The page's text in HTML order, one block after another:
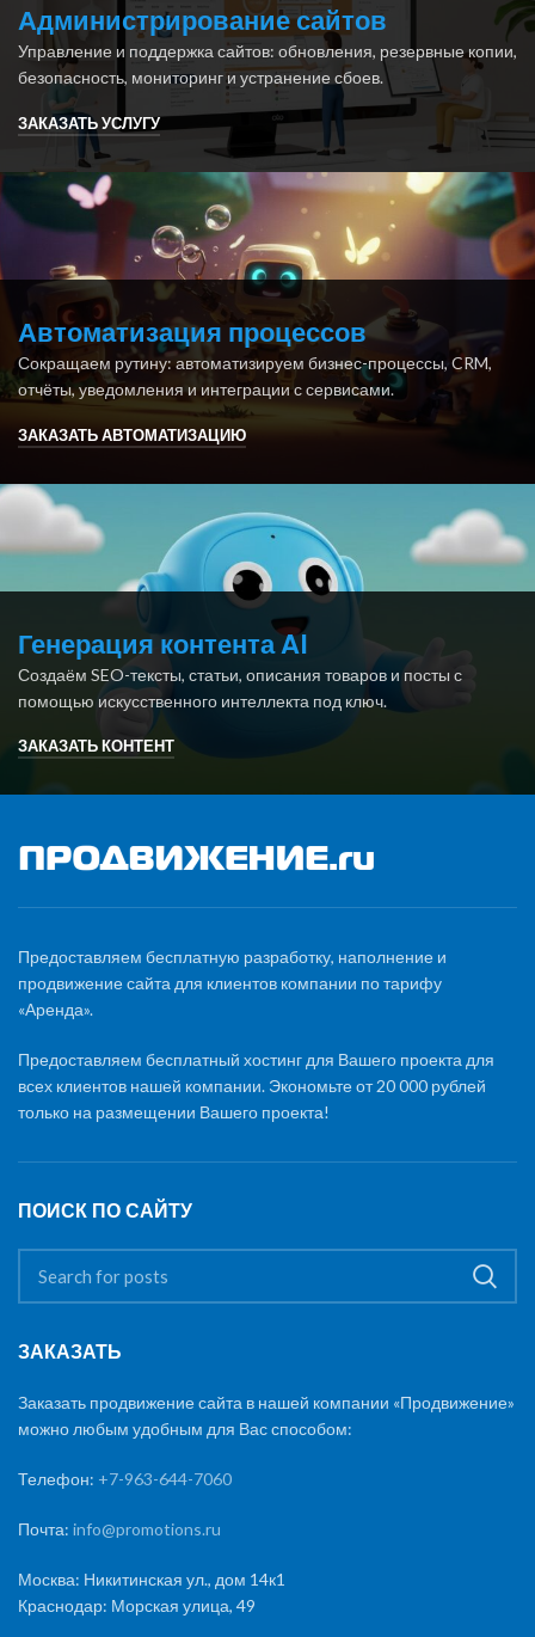
Администрирование сайтов
Управление и поддержка сайтов: обновления, резервные копии,
безопасность, мониторинг и устранение сбоев.
ЗАКАЗАТЬ УСЛУГУ
Автоматизация процессов
Сокращаем рутину: автоматизируем бизнес-процессы, CRM,
отчёты, уведомления и интеграции с сервисами.
ЗАКАЗАТЬ АВТОМАТИЗАЦИЮ
Генерация контента AI
Создаём SEO-тексты, статьи, описания товаров и посты с
помощью искусственного интеллекта под ключ.
ЗАКАЗАТЬ КОНТЕНТ
Предоставляем бесплатную разработку, наполнение и
продвижение сайта для клиентов компании по тарифу
«Аренда».
Предоставляем бесплатный хостинг для Вашего проекта для
всех клиентов нашей компании. Экономьте от 20 000 рублей
только на размещении Вашего проекта!
ПОИСК ПО САЙТУ
ЗАКАЗАТЬ
Заказать продвижение сайта в нашей компании «Продвижение»
можно любым удобным для Вас способом:
Телефон: +7-963-644-7060
Почта: info@promotions.ru
Москва: Никитинская ул., дом 14к1
Краснодар: Морская улица, 49